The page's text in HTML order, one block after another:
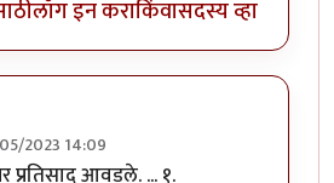
लॉग इन कराकिंवासदस्य व्हा
2023 14:09
प्रतिसाद आवडले. ... १.